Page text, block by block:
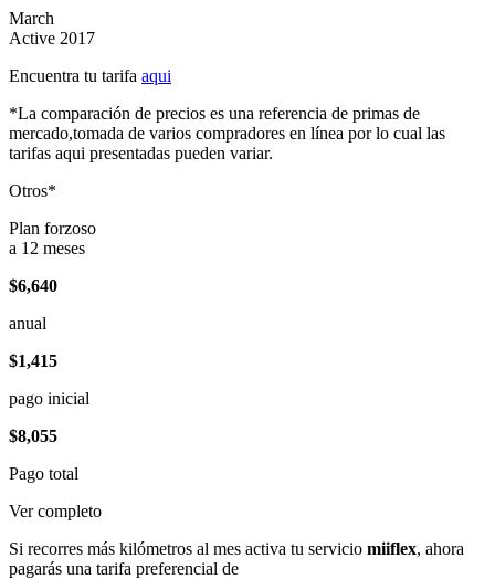
March
Active 2017
Encuentra tu tarifa aqui
*La comparación de precios es una referencia de primas de
mercado,tomada de varios compradores en línea por lo cual las
tarifas aqui presentadas pueden variar.
Otros*
Plan forzoso
a 12 meses
$6,640
anual
$1,415
pago inicial
$8,055
Pago total
Ver completo
Si recorres más kilómetros al mes activa tu servicio miiflex, ahora
pagarás una tarifa preferencial de